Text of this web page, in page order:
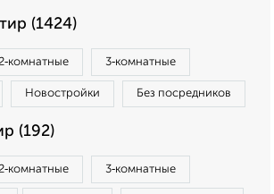
(1424)
3‑комнатные
Новостройки Без посредников
(192)
3‑комнатные